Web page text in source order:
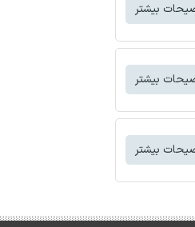
بیشتر
بیشتر
بیشتر